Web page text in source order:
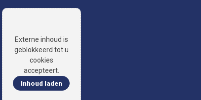
Externe inhoud is
geblokkeerd tot u
cookies
accepteert.
Inhoud laden